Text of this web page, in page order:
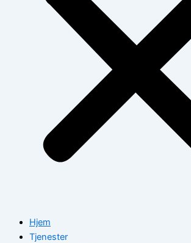
Hjem
Tjenester